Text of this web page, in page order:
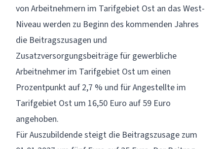
von Arbeitnehmern im Tarifgebiet Ost an das West-
Niveau werden zu Beginn des kommenden Jahres
die Beitragszusagen und
Zusatzversorgungsbeiträge für gewerbliche
Arbeitnehmer im Tarifgebiet Ost um einen
Prozentpunkt auf 2,7 % und für Angestellte im
Tarifgebiet Ost um 16,50 Euro auf 59 Euro
angehoben.
Für Auszubildende steigt die Beitragszusage zum